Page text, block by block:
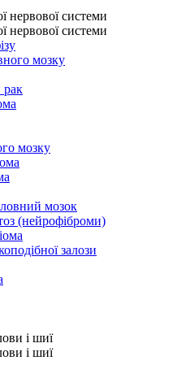
нервової системи
нервової системи
мозку
рак
мозку
мозок
(нейрофіброми)
залози
і шиї
і шиї